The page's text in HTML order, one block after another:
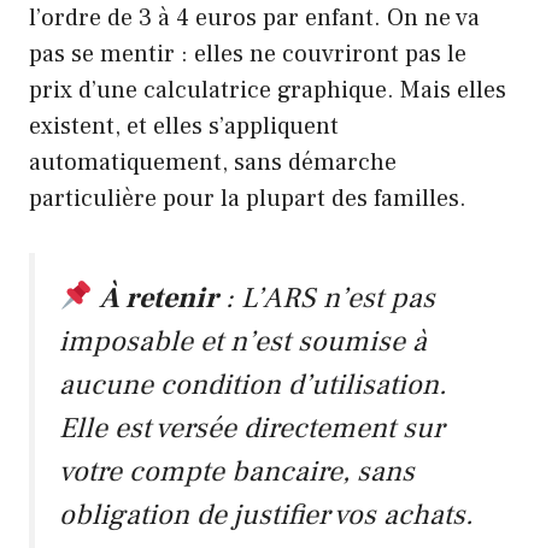
l’ordre de 3 à 4 euros par enfant. On ne va
pas se mentir : elles ne couvriront pas le
prix d’une calculatrice graphique. Mais elles
existent, et elles s’appliquent
automatiquement, sans démarche
particulière pour la plupart des familles.
À retenir: L’ARS n’est pas
imposable et n’est soumise à
aucune condition d’utilisation.
Elle est versée directement sur
votre compte bancaire, sans
obligation de justifier vos achats.